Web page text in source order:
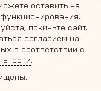
оставить на
покиньте сайт.
согласием на
в соответствии с
.